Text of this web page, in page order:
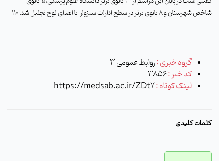
شاخص شهرستان و 8 بانوی برتر در سطح ادارات سبزوار
با اهدای لوح تجلیل شد. 110
گروه خبری :روابط عمومی 3
کد خبر :3856
لینک کوتاه :https://medsab.ac.ir/ZDt7
کلمات کلیدی